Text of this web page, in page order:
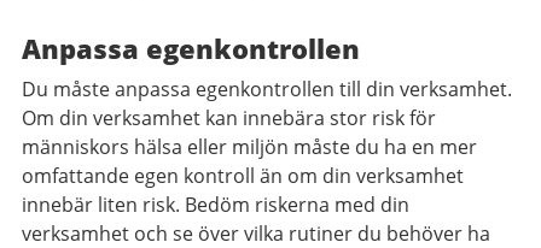
Anpassa egenkontrollen
Du måste anpassa egenkontrollen till din verksamhet.
Om din verksamhet kan innebära stor risk för
människors hälsa eller miljön måste du ha en mer
omfattande egen kontroll än om din verksamhet
innebär liten risk. Bedöm riskerna med din
verksamhet och se över vilka rutiner du behöver ha